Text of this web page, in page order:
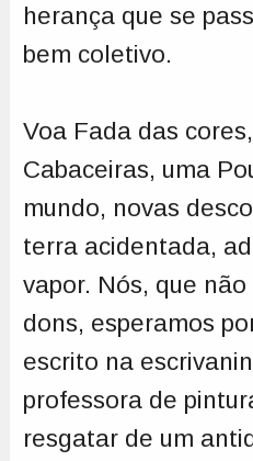
herança que se
bem coletivo.
Voa Fada das
Cabaceiras, uma
mundo, novas
terra acidentada,
vapor. Nós, que
dons, esperamos
escrito na
professora de
resgatar de um